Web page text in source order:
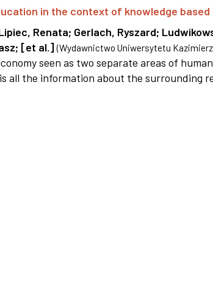
in the context of knowledge
Renata; Gerlach, Ryszard;
; [et al.] (Wydawnictwo Uniwersytetu
seen as two separate areas of
all the information about the surrounding